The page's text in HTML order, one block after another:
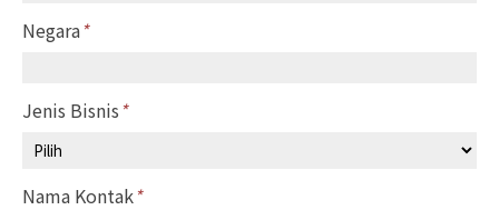
Negara*
Jenis Bisnis*
Nama Kontak*